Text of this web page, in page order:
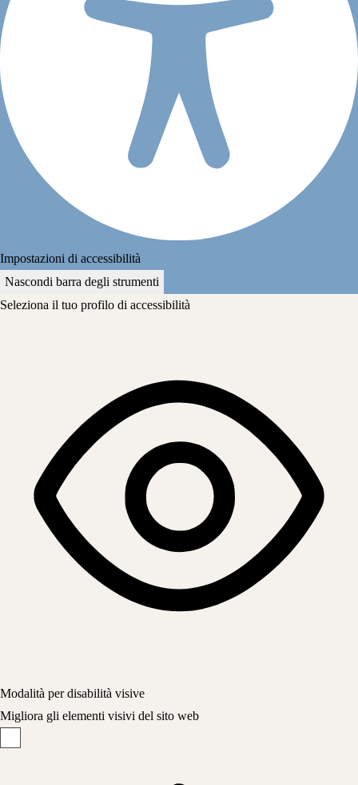
Impostazioni di accessibilità
Nascondi barra degli strumenti
Seleziona il tuo profilo di accessibilità
Modalità per disabilità visive
Migliora gli elementi visivi del sito web